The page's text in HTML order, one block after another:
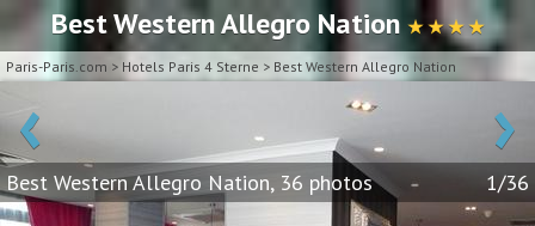
Best Western Allegro Nation ★ ★ ★ ★
Paris-Paris.com > Hotels Paris 4 Sterne > Best Western Allegro Nation
‹ ›
Best Western Allegro Nation, 36 photos 1/36